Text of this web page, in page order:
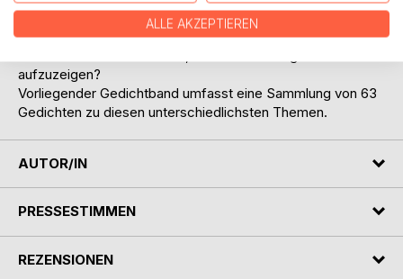
In zahlreichen dieser Gedichte hat sie damit ihrer Seele
Ausdruck verliehen, um andere Menschen teilhaben zu
aufzuzeigen?
Vorliegender Gedichtband umfasst eine Sammlung von 63
Gedichten zu diesen unterschiedlichsten Themen.
AUTOR/IN
PRESSESTIMMEN
REZENSIONEN
ALLE AKZEPTIEREN